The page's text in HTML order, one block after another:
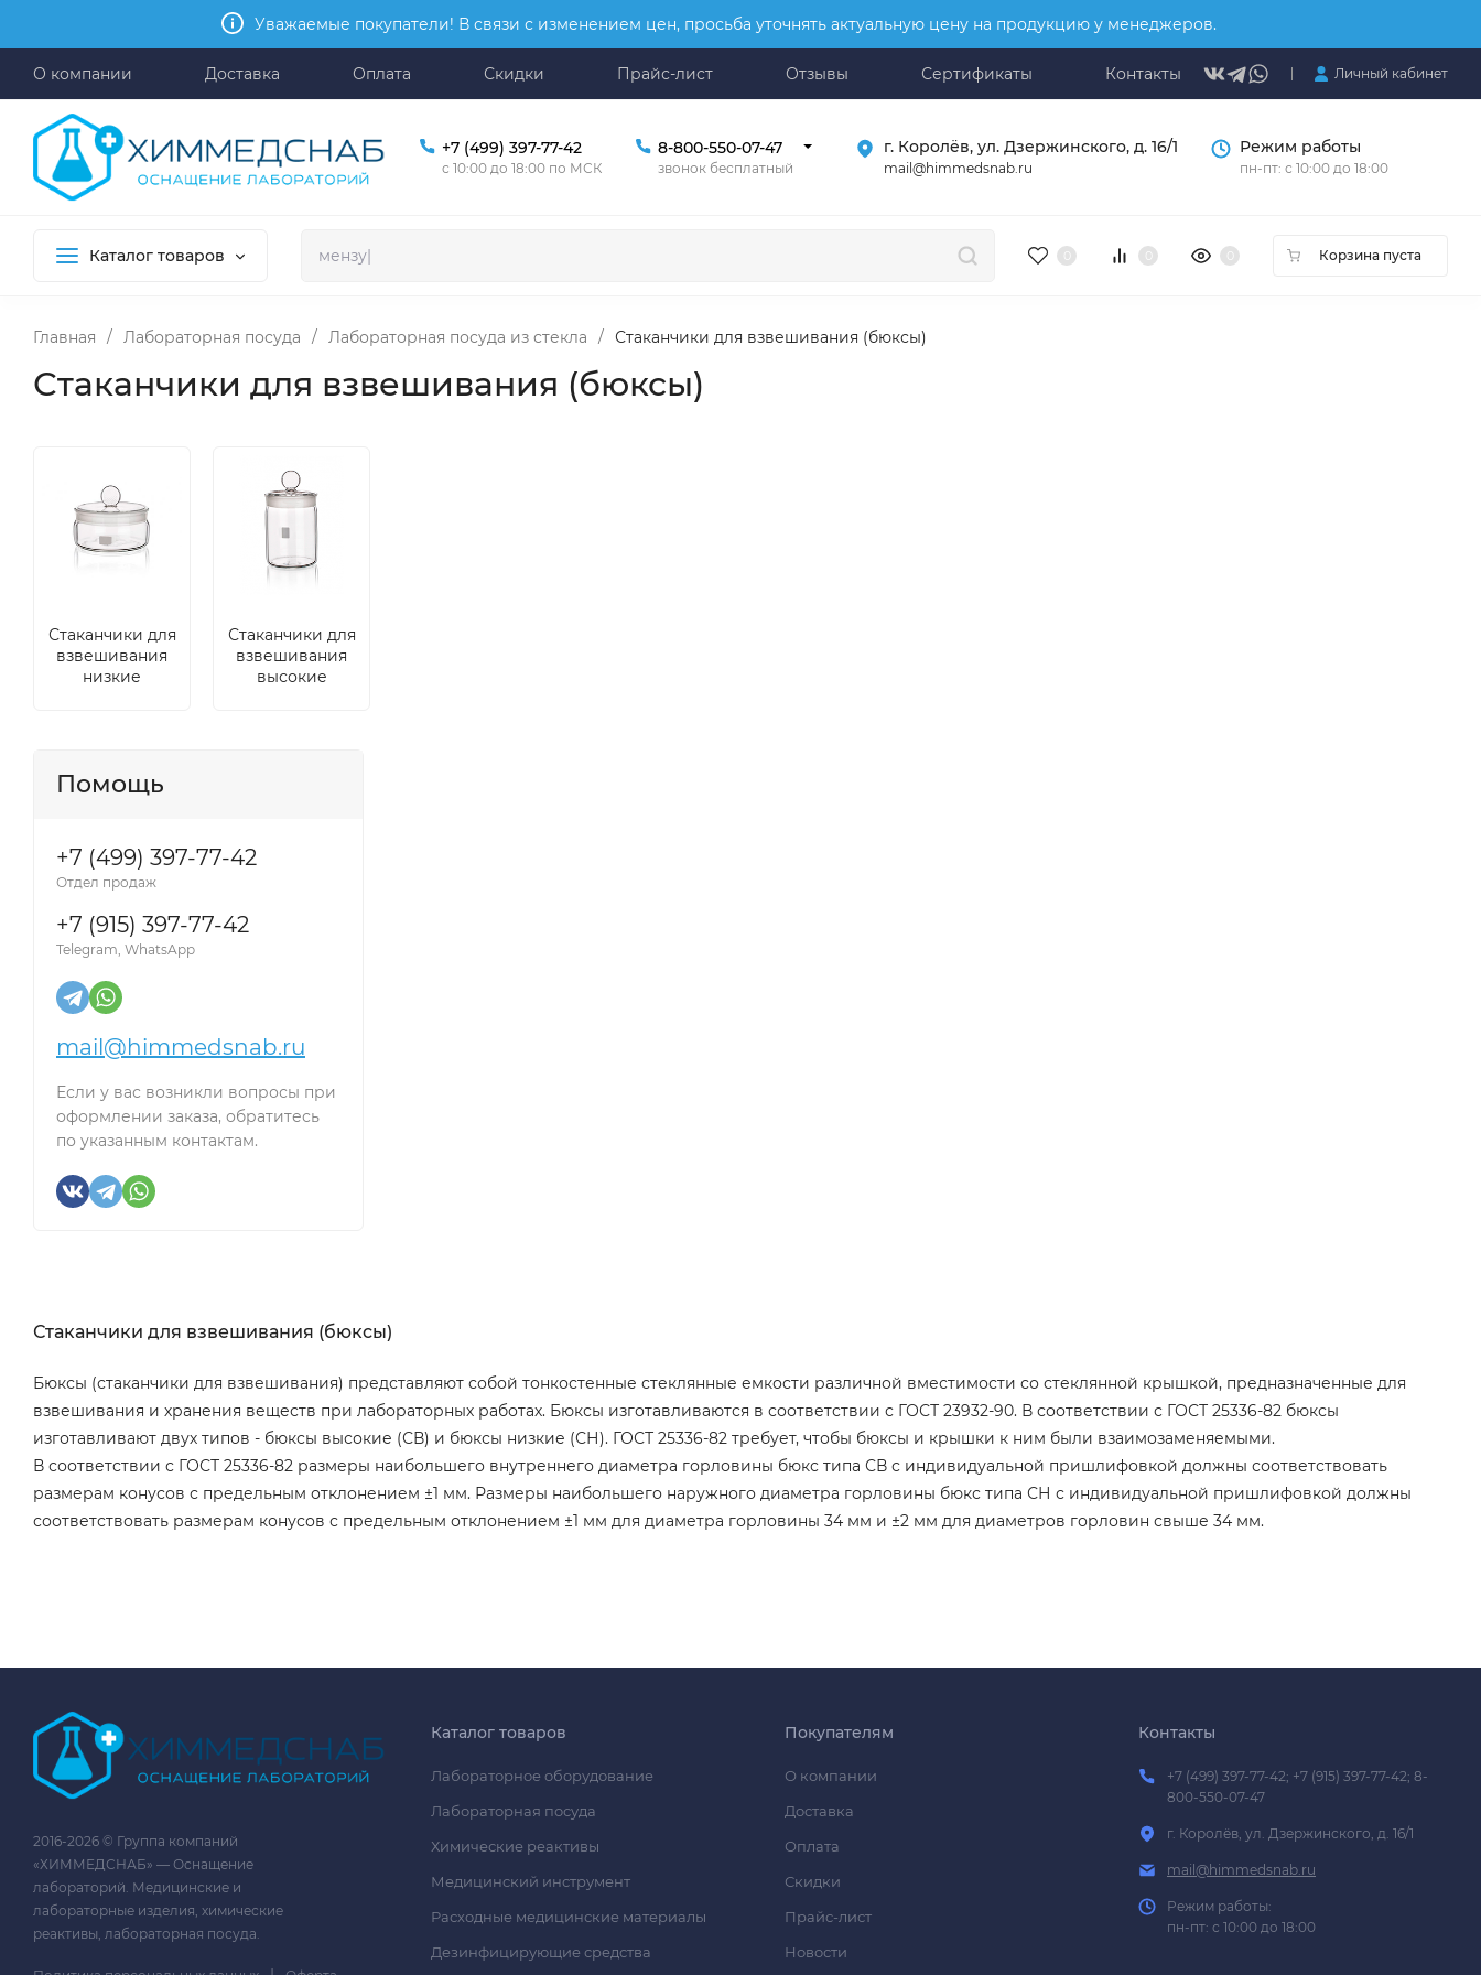
Уважаемые покупатели! В связи с изменением цен, просьба уточнять актуальную цену на продукцию у менеджеров.
О компании Доставка Оплата Скидки Прайс-лист Отзывы Сертификаты Контакты Личный кабинет
+7 (499) 397-77-42
с 10:00 до 18:00 по МСК
8-800-550-07-47
звонок бесплатный
г. Королёв, ул. Дзержинского, д. 16/1
mail@himmedsnab.ru
Режим работы
пн-пт: с 10:00 до 18:00
Каталог товаров Корзина пуста
Главная / Лабораторная посуда / Лабораторная посуда из стекла / Стаканчики для взвешивания (бюксы)
Стаканчики для взвешивания (бюксы)
Стаканчики для
взвешивания
низкие
Стаканчики для
взвешивания
высокие
Помощь
+7 (499) 397-77-42
Отдел продаж
+7 (915) 397-77-42
Telegram, WhatsApp
mail@himmedsnab.ru
Если у вас возникли вопросы при
оформлении заказа, обратитесь
по указанным контактам.
Стаканчики для взвешивания (бюксы)
Бюксы (стаканчики для взвешивания) представляют собой тонкостенные стеклянные емкости различной вместимости со стеклянной крышкой, предназначенные для
взвешивания и хранения веществ при лабораторных работах. Бюксы изготавливаются в соответствии с ГОСТ 23932-90. В соответствии с ГОСТ 25336-82 бюксы
изготавливают двух типов - бюксы высокие (СВ) и бюксы низкие (СН). ГОСТ 25336-82 требует, чтобы бюксы и крышки к ним были взаимозаменяемыми.
В соответствии с ГОСТ 25336-82 размеры наибольшего внутреннего диаметра горловины бюкс типа СВ с индивидуальной пришлифовкой должны соответствовать
размерам конусов с предельным отклонением ±1 мм. Размеры наибольшего наружного диаметра горловины бюкс типа СН с индивидуальной пришлифовкой должны
соответствовать размерам конусов с предельным отклонением ±1 мм для диаметра горловины 34 мм и ±2 мм для диаметров горловин свыше 34 мм.
2016-2026 © Группа компаний
«ХИММЕДСНАБ» — Оснащение
лабораторий. Медицинские и
лабораторные изделия, химические
реактивы, лабораторная посуда.
Каталог товаров
Лабораторное оборудование
Лабораторная посуда
Химические реактивы
Медицинский инструмент
Расходные медицинские материалы
Дезинфицирующие средства
Покупателям
О компании
Доставка
Оплата
Скидки
Прайс-лист
Новости
Контакты
+7 (499) 397-77-42; +7 (915) 397-77-42; 8-
800-550-07-47
г. Королёв, ул. Дзержинского, д. 16/1
mail@himmedsnab.ru
Режим работы:
пн-пт: с 10:00 до 18:00